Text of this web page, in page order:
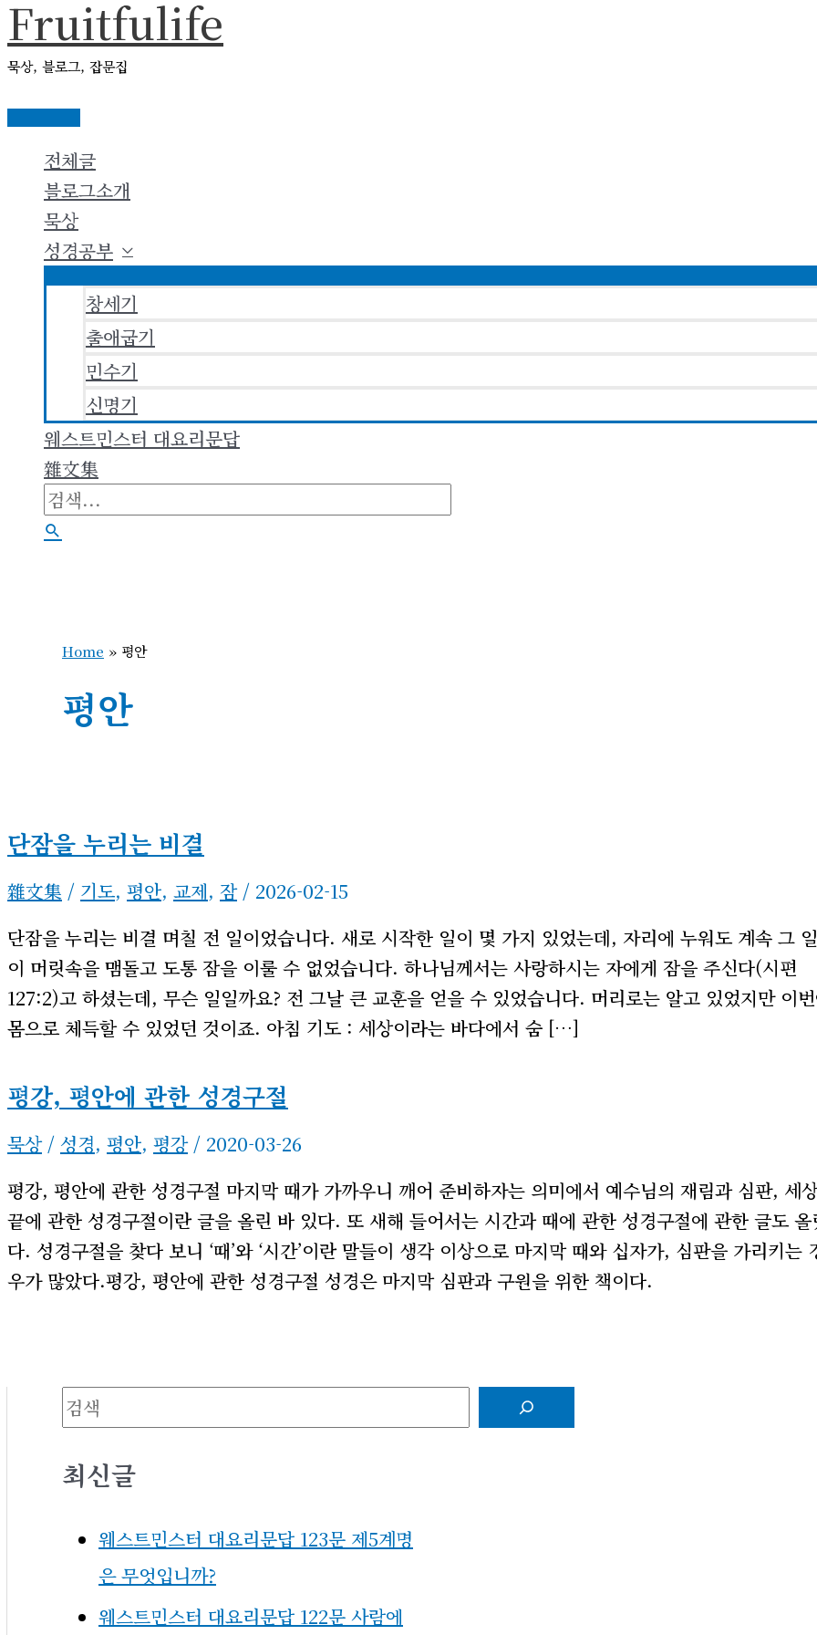
콘
텐
츠
로
Fruitfulife
묵상, 블로그, 잡문집
메
메
뉴
전체글
블로그소개
묵상
성경공부
창세기
출애굽기
민수기
신명기
웨스트민스터 대요리문답
雜文集
검
색
Home » 평안
평안
단잠을 누리는 비결
雜文集 / 기도, 평안, 교제, 잠/ 2026-02-15
단잠을 누리는 비결 며칠 전 일이었습니다. 새로 시작한 일이 몇 가지 있었는데, 자리에 누워도 계속 그 일
이 머릿속을 맴돌고 도통 잠을 이룰 수 없었습니다. 하나님께서는 사랑하시는 자에게 잠을 주신다(시편
127:2)고 하셨는데, 무슨 일일까요? 전 그날 큰 교훈을 얻을 수 있었습니다. 머리로는 알고 있었지만 이
몸으로 체득할 수 있었던 것이죠. 아침 기도 : 세상이라는 바다에서 숨 […]
평강, 평안에 관한 성경구절
묵상/ 성경, 평안, 평강/ 2020-03-26
평강, 평안에 관한 성경구절 마지막 때가 가까우니 깨어 준비하자는 의미에서 예수님의 재림과 심판, 세
끝에 관한 성경구절이란 글을 올린 바 있다. 또 새해 들어서는 시간과 때에 관한 성경구절에 관한 글도 올
다. 성경구절을 찾다 보니 ‘때’와 ‘시간’이란 말들이 생각 이상으로 마지막 때와 십자가, 심판을 가리키는
우가 많았다.평강, 평안에 관한 성경구절 성경은 마지막 심판과 구원을 위한 책이다.
검색
최신글
웨스트민스터 대요리문답 123문 제5계명
은 무엇입니까?
웨스트민스터 대요리문답 122문 사람에